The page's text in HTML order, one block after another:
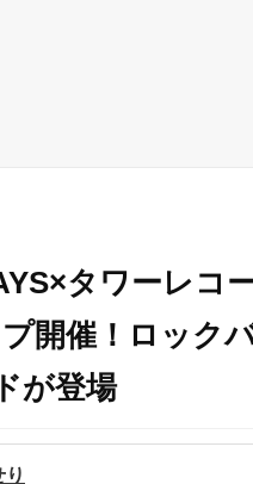
タワーレコ
開催！ロック
が登場